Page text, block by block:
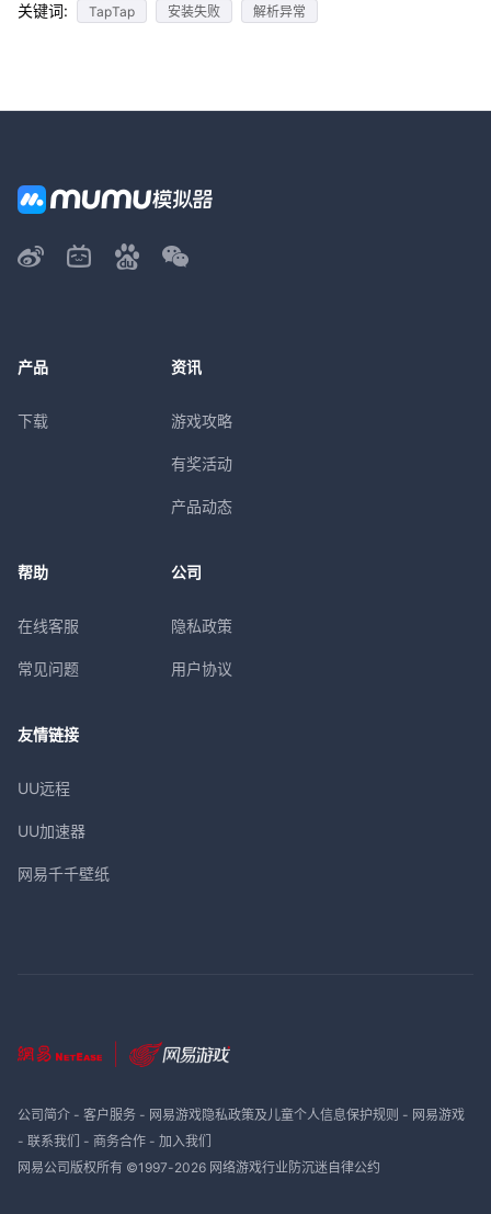
关键词: TapTap 安装失败 解析异常
产品
下载
资讯
游戏攻略
有奖活动
产品动态
帮助
在线客服
常见问题
公司
隐私政策
用户协议
友情链接
UU远程
UU加速器
网易千千壁纸
公司简介- 客户服务- 网易游戏隐私政策及儿童个人信息保护规则 - 网易游戏
- 联系我们 - 商务合作- 加入我们
网易公司版权所有 ©1997-2026 网络游戏行业防沉迷自律公约